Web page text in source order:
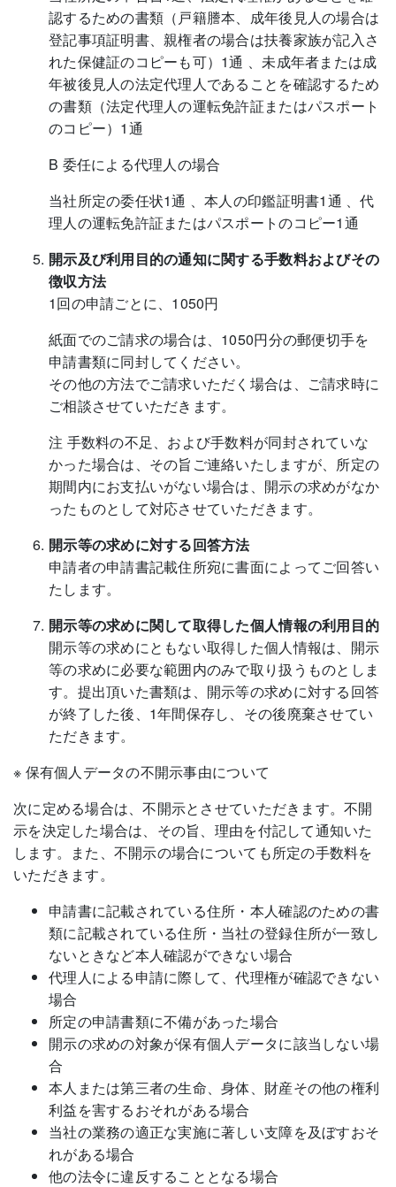
認するための書類（戸籍謄本、成年後見人の場合は
登記事項証明書、親権者の場合は扶養家族が記入さ
れた保健証のコピーも可）1通 、未成年者または成
年被後見人の法定代理人であることを確認するため
の書類（法定代理人の運転免許証またはパスポート
のコピー）1通
B 委任による代理人の場合
当社所定の委任状1通 、本人の印鑑証明書1通 、代
理人の運転免許証またはパスポートのコピー1通
開示及び利用目的の通知に関する手数料およびその
徴収方法
1回の申請ごとに、1050円
紙面でのご請求の場合は、1050円分の郵便切手を
申請書類に同封してください。
その他の方法でご請求いただく場合は、ご請求時に
ご相談させていただきます。
注 手数料の不足、および手数料が同封されていな
かった場合は、その旨ご連絡いたしますが、所定の
期間内にお支払いがない場合は、開示の求めがなか
ったものとして対応させていただきます。
開示等の求めに対する回答方法
申請者の申請書記載住所宛に書面によってご回答い
たします。
開示等の求めに関して取得した個人情報の利用目的
開示等の求めにともない取得した個人情報は、開示
等の求めに必要な範囲内のみで取り扱うものとしま
す。提出頂いた書類は、開示等の求めに対する回答
が終了した後、1年間保存し、その後廃棄させてい
ただきます。
※ 保有個人データの不開示事由について
次に定める場合は、不開示とさせていただきます。不開
示を決定した場合は、その旨、理由を付記して通知いた
します。また、不開示の場合についても所定の手数料を
いただきます。
申請書に記載されている住所・本人確認のための書
類に記載されている住所・当社の登録住所が一致し
ないときなど本人確認ができない場合
代理人による申請に際して、代理権が確認できない
場合
所定の申請書類に不備があった場合
開示の求めの対象が保有個人データに該当しない場
合
本人または第三者の生命、身体、財産その他の権利
利益を害するおそれがある場合
当社の業務の適正な実施に著しい支障を及ぼすおそ
れがある場合
他の法令に違反することとなる場合